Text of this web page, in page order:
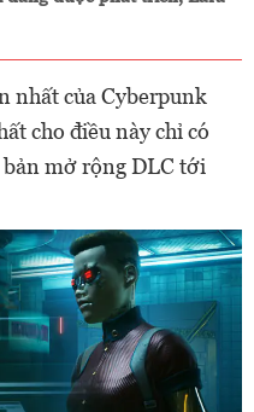
nhất của Cyberpunk
cho điều này chỉ có
mở rộng DLC tới